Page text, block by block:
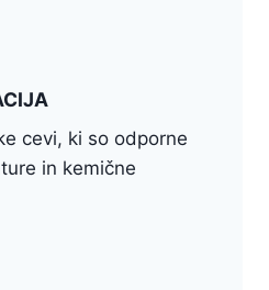
cevi, ki so odporne
in kemične